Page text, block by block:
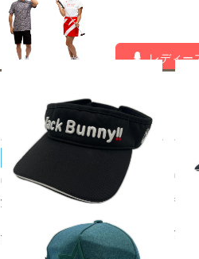
レディー
JACK BUNNY!!/ジャックバニー
中古 ジャックバニー Jack Bunn
y!! サンバイザー フリー ブラッ
ク ロゴ刺しゅう カジュアル
¥2,200 税込
中古
黒
ゴ